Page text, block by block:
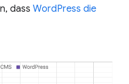
dass WordPress die